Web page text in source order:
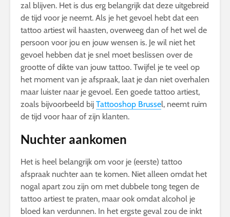
zal blijven. Het is dus erg belangrijk dat deze uitgebreid
de tijd voor je neemt. Als je het gevoel hebt dat een
tattoo artiest wil haasten, overweeg dan of het wel de
persoon voor jou en jouw wensen is. Je wil niet het
gevoel hebben dat je snel moet beslissen over de
grootte of dikte van jouw tattoo. Twijfel je te veel op
het moment van je afspraak, laat je dan niet overhalen
maar luister naar je gevoel. Een goede tattoo artiest,
zoals bijvoorbeeld bij Tattooshop Brussel, neemt ruim
de tijd voor haar of zijn klanten.
Nuchter aankomen
Het is heel belangrijk om voor je (eerste) tattoo
afspraak nuchter aan te komen. Niet alleen omdat het
nogal apart zou zijn om met dubbele tong tegen de
tattoo artiest te praten, maar ook omdat alcohol je
bloed kan verdunnen. In het ergste geval zou de inkt